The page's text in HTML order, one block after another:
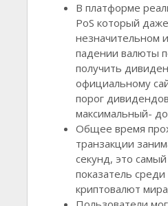
В платформе
PoS который
незначительном
падении валюты
получить
официальному
порог
максимальный-
Общее время
транзакции
секунд, это
показатель
криптовалют